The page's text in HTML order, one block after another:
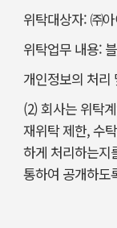
위탁대상자: ㈜
위탁업무 내용:
개인정보의 처리
(2) 회사는 위탁
재위탁 제한, 수
하게 처리하는지
통하여 공개하도